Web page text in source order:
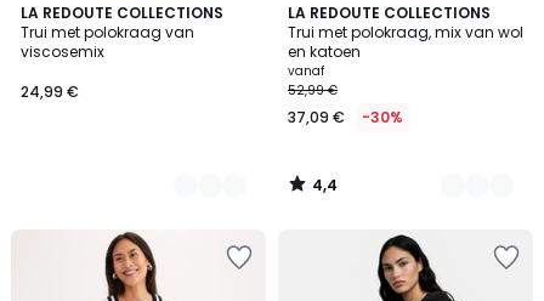
LA REDOUTE COLLECTIONS
Trui met polokraag van
viscosemix
24,99 €
2
Kleuren
LA REDOUTE COLLECTIONS
Trui met polokraag, mix van wol
en katoen
vanaf
52,99 €
37,09 € -30%
4,4
/ 5
4
Kleuren
4,4
/